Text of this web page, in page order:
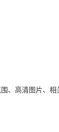
、高清图片、